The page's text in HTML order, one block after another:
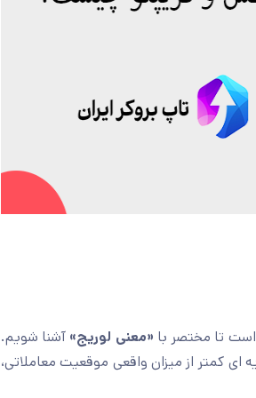
است تا مختصر با «معنی لوریج» آشنا شویم.
ای کمتر از میزان واقعی موقعیت معاملاتی،